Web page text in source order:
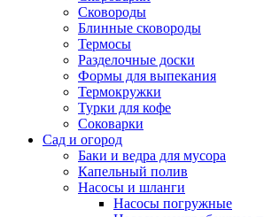
Сковороды
Блинные сковороды
Термосы
Разделочные доски
Формы для выпекания
Термокружки
Турки для кофе
Соковарки
Сад и огород
Баки и ведра для мусора
Капельный полив
Насосы и шланги
Насосы погружные